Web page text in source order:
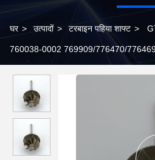
घर > उत्पादों > टरबाइन पहिया शाफ्ट >
760038-0002 769909/776470/776469